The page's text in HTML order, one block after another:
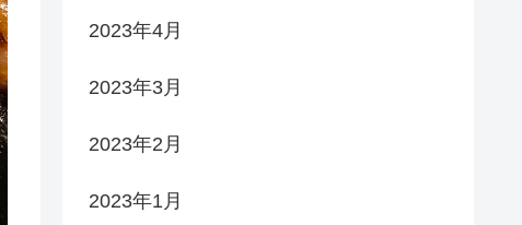
2023年4月
2023年3月
2023年2月
2023年1月